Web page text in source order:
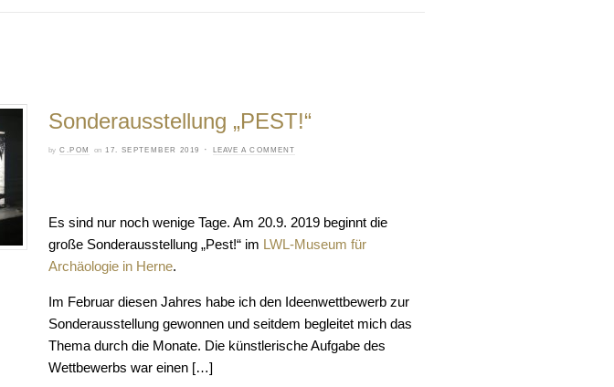
Sonderausstellung „PEST!“
by C.POM on 17. SEPTEMBER 2019 · LEAVE A COMMENT
Es sind nur noch wenige Tage. Am 20.9. 2019 beginnt die
große Sonderausstellung „Pest!“ im LWL-Museum für
Archäologie in Herne.
Im Februar diesen Jahres habe ich den Ideenwettbewerb zur
Sonderausstellung gewonnen und seitdem begleitet mich das
Thema durch die Monate. Die künstlerische Aufgabe des
Wettbewerbs war einen […]